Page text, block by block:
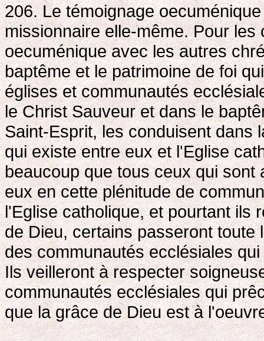
206. Le témoignage
missionnaire elle-même. Pour
oecuménique avec les autres
baptême et le patrimoine de foi
églises et communautés
le Christ Sauveur et dans le
Saint-Esprit, les conduisent dans
qui existe entre eux et l'Eglise
beaucoup que tous ceux qui
eux en cette plénitude de
l'Eglise catholique, et pourtant ils
de Dieu, certains passeront
des communautés ecclésiales
Ils veilleront à respecter
communautés ecclésiales qui
que la grâce de Dieu est à